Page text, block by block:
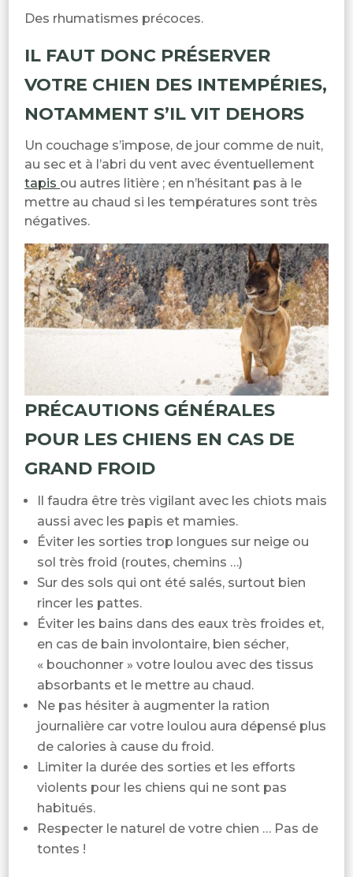
Des rhumatismes précoces.
IL FAUT DONC PRÉSERVER
VOTRE CHIEN DES INTEMPÉRIES,
NOTAMMENT S’IL VIT DEHORS
Un couchage s’impose, de jour comme de nuit,
au sec et à l’abri du vent avec éventuellement
tapis ou autres litière ; en n’hésitant pas à le
mettre au chaud si les températures sont très
négatives.
PRÉCAUTIONS GÉNÉRALES
POUR LES CHIENS EN CAS DE
GRAND FROID
Il faudra être très vigilant avec les chiots mais
aussi avec les papis et mamies.
Éviter les sorties trop longues sur neige ou
sol très froid (routes, chemins …)
Sur des sols qui ont été salés, surtout bien
rincer les pattes.
Éviter les bains dans des eaux très froides et,
en cas de bain involontaire, bien sécher,
« bouchonner » votre loulou avec des tissus
absorbants et le mettre au chaud.
Ne pas hésiter à augmenter la ration
journalière car votre loulou aura dépensé plus
de calories à cause du froid.
Limiter la durée des sorties et les efforts
violents pour les chiens qui ne sont pas
habitués.
Respecter le naturel de votre chien … Pas de
tontes !